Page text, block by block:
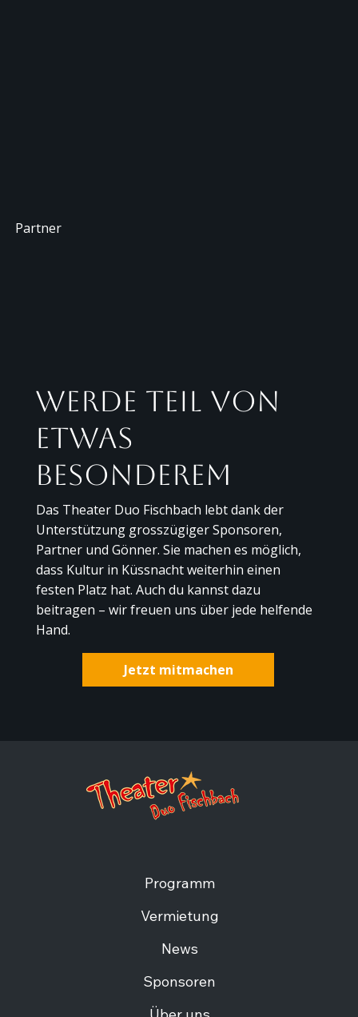
Partner
Werde Teil von
etwas
Besonderem
Das Theater Duo Fischbach lebt dank der
Unterstützung grosszügiger Sponsoren,
Partner und Gönner. Sie machen es möglich,
dass Kultur in Küssnacht weiterhin einen
festen Platz hat. Auch du kannst dazu
beitragen – wir freuen uns über jede helfende
Hand.
Jetzt mitmachen
Programm
Vermietung
News
Sponsoren